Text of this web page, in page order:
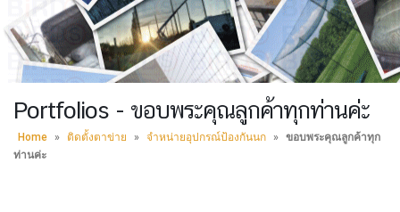
Portfolios - ขอบพระคุณลูกค้าทุกท่านค่ะ
Home » ติดตั้งตาข่าย » จำหน่ายอุปกรณ์ป้องกันนก » ขอบพระคุณลูกค้าทุก
ท่านค่ะ